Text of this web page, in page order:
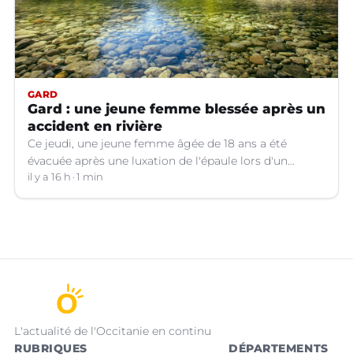
GARD
Gard : une jeune femme blessée après un
accident en rivière
Ce jeudi, une jeune femme âgée de 18 ans a été
évacuée après une luxation de l'épaule lors d'un
plongeon dans une rivière à Saint-André-de-
Valborgne (Gard).
il y a 16 h 1 min
L'actualité de l'Occitanie en continu
RUBRIQUES
DÉPARTEMENTS